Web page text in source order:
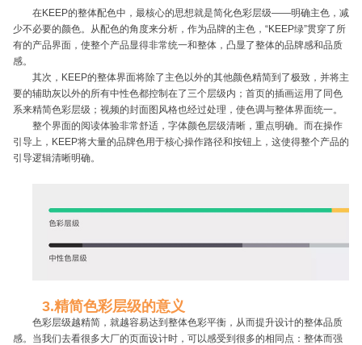
在KEEP的整体配色中，最核心的思想就是简化色彩层级——明确主色，减
少不必要的颜色。从配色的角度来分析，作为品牌的主色，“KEEP绿”贯穿了所
有的产品界面，使整个产品显得非常统一和整体，凸显了整体的品牌感和品质
感。
其次，KEEP的整体界面将除了主色以外的其他颜色精简到了极致，并将主
要的辅助灰以外的所有中性色都控制在了三个层级内；首页的插画运用了同色
系来精简色彩层级；视频的封面图风格也经过处理，使色调与整体界面统一。
整个界面的阅读体验非常舒适，字体颜色层级清晰，重点明确。而在操作
引导上，KEEP将大量的品牌色用于核心操作路径和按钮上，这使得整个产品的
引导逻辑清晰明确。
3.精简色彩层级的意义
色彩层级越精简，就越容易达到整体色彩平衡，从而提升设计的整体品质
感。当我们去看很多大厂的页面设计时，可以感受到很多的相同点：整体而强